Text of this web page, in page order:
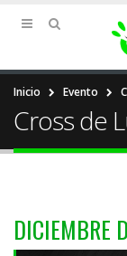
Inicio Evento
Cross de
DICIEMBRE